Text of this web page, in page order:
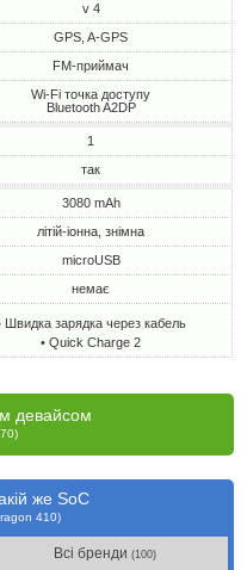
v 4
GPS, A-GPS
FM-приймач
Wi-Fi точка доступу
Bluetooth A2DP
1
так
3080 mAh
літій-іонна, знімна
microUSB
немає
Швидка зарядка через кабель
• Quick Charge 2
девайсом
же SoC
410)
Всі бренди (100)